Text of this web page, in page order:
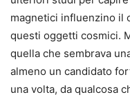
magnetici influenzino il
questi oggetti cosmici.
quella che sembrava
almeno un candidato
una volta, da qualcosa